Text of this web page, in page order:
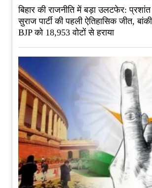
बिहार की राजनीति में बड़ा उलटफेर:
सुराज पार्टी की पहली ऐतिहासिक जीत,
BJP को 18,953 वोटों से हराया